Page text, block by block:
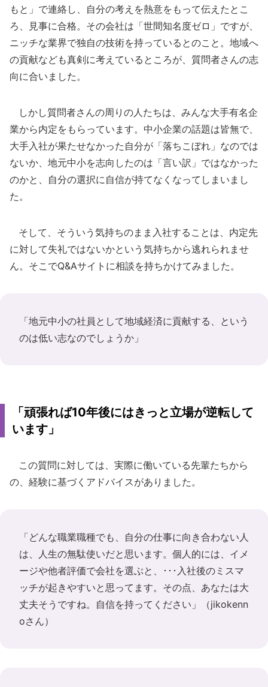
もと」で連絡し、自分の考えを熱意をもって伝えたとこ
ろ、見事に合格。その会社は「世間知名度ゼロ」ですが、
ニッチな業界で独自の技術を持っているとのこと。地域へ
の貢献なども真剣に考えているところが、質問者さんの志
向に合いました。
しかし質問者さんの周りの人たちは、みんな大手有名企
業から内定をもらっています。中小企業の話題は皆無で、
大手入社が果たせなかった自分が「落ちこぼれ」なのでは
ないか、地元中小を志向したのは「言い訳」ではなかった
のかと、自分の選択に自信が持てなくなってしまいまし
た。
そして、そういう気持ちのまま入社することは、内定先
に対して失礼ではないかという気持ちから逃れられませ
ん。そこでQ&Aサイトに相談を持ちかけてみました。
「地元中小の社員として地域経済に貢献する、という
のは低い志なのでしょうか」
「頑張れば10年後にはきっと立場が逆転して
います」
この質問に対しては、実際に働いている先輩たちから
の、経験に基づくアドバイスがありました。
「どんな職業職種でも、自分の仕事に向き合わない人
は、人生の無駄使いだと思います。個人的には、イメ
ージや他者評価で会社を選ぶと、･･･入社後のミスマ
ッチが起きやすいと思ってます。その点、あなたは大
丈夫そうですね。自信を持ってください」（jikokenn
oさん）